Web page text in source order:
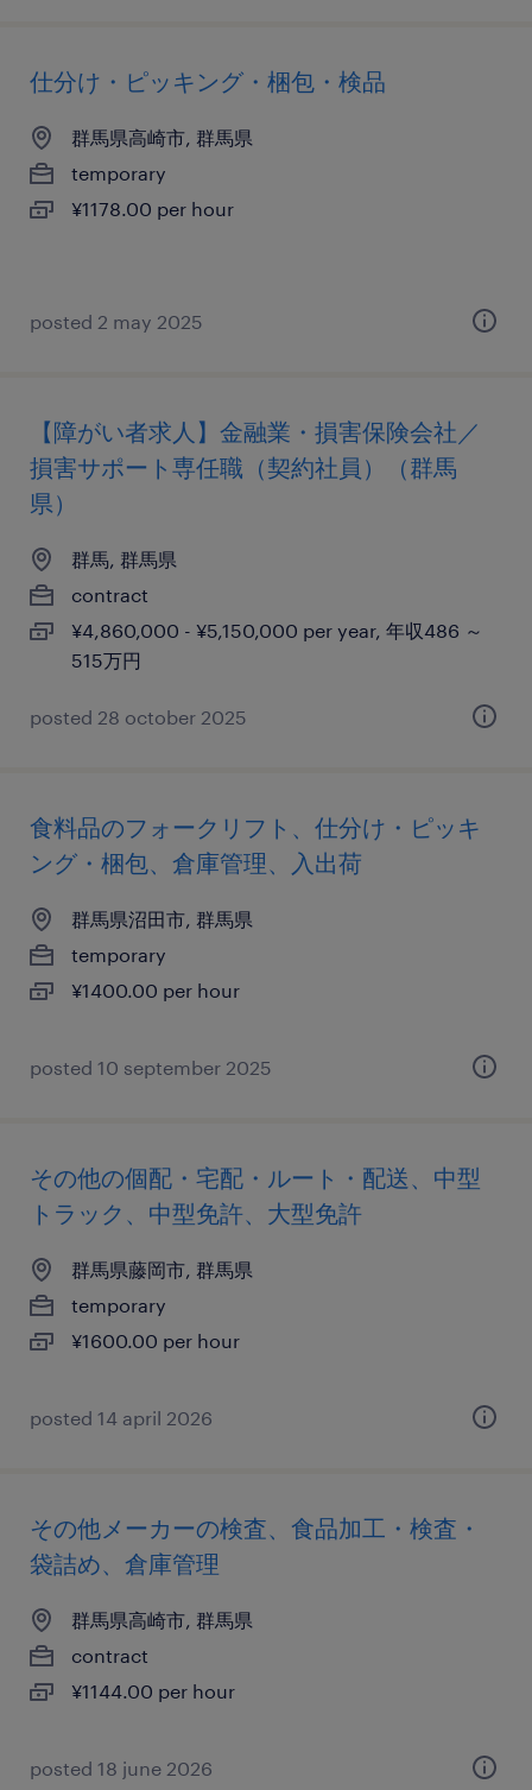
仕分け・ピッキング・梱包・検品
群馬県高崎市, 群馬県
temporary
¥1178.00 per hour
posted 2 may 2025
【障がい者求人】金融業・損害保険会社／
損害サポート専任職（契約社員）（群馬
県）
群馬, 群馬県
contract
¥4,860,000 - ¥5,150,000 per year, 年収486 ～
515万円
posted 28 october 2025
食料品のフォークリフト、仕分け・ピッキ
ング・梱包、倉庫管理、入出荷
群馬県沼田市, 群馬県
temporary
¥1400.00 per hour
posted 10 september 2025
その他の個配・宅配・ルート・配送、中型
トラック、中型免許、大型免許
群馬県藤岡市, 群馬県
temporary
¥1600.00 per hour
posted 14 april 2026
その他メーカーの検査、食品加工・検査・
袋詰め、倉庫管理
群馬県高崎市, 群馬県
contract
¥1144.00 per hour
posted 18 june 2026